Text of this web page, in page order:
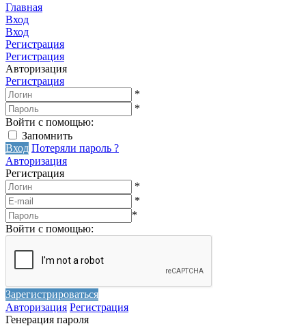
Главная
Вход
Вход
Регистрация
Регистрация
Авторизация
Регистрация
*
*
Войти с помощью:
Запомнить
Вход Потеряли пароль ?
Авторизация
Регистрация
*
*
*
Войти с помощью:
Зарегистрироваться
Авторизация Регистрация
Генерация пароля